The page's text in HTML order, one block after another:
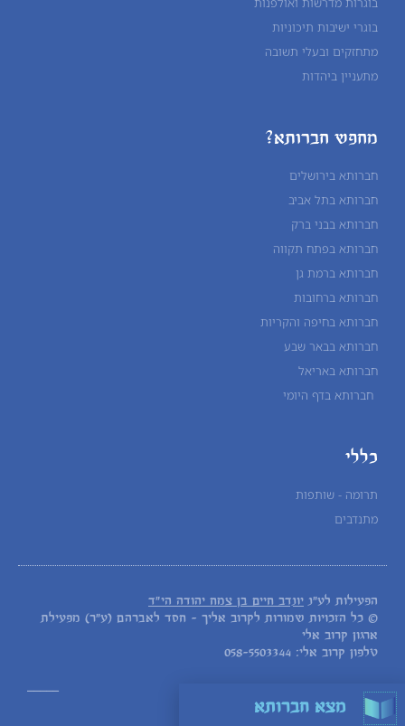
בוגרי ישיבות תיכוניות
מתחזקים ובעלי תשובה
מתעניין ביהדות
מחפש חברותא?
חברותא בירושלים
חברותא בתל אביב
חברותא בבני ברק
חברותא בפתח תקווה
חברותא ברמת גן
חברותא ברחובות
חברותא בחיפה והקריות
חברותא בבאר שבע
חברותא באריאל
חברותא בדף היומי
כללי
תרומה - שותפות
מתנדבים
הפעילות לע"נ יונדב חיים בן צמח יהודה הי"ד
© כל הזכויות שמורות לקרוב אליך - חסד לאברהם (ע"ר) מפעילת
ארגון קרוב אלי
טלפון קרוב אלי: 058-5503344
_____
מצא חברותא